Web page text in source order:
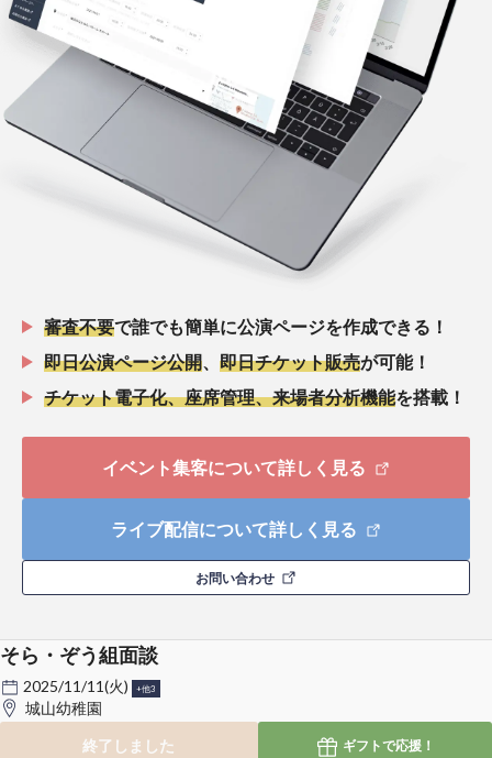
審査不要で誰でも簡単に公演ページを作成できる！
即日公演ページ公開
即日チケット販売が可能！
チケット電子化、座席管理、来場者分析機能を搭載！
イベント集客について詳しく見る
ライブ配信について詳しく見る
お問い合わせ
そら・ぞう組面談
2025/11/11(火) +他3
城山幼稚園
終了しました
ギフトで応援！